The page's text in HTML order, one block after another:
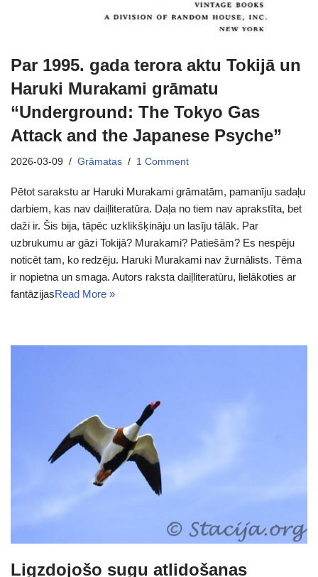
Par 1995. gada terora aktu Tokijā un
Haruki Murakami grāmatu
“Underground: The Tokyo Gas
Attack and the Japanese Psyche”
2026-03-09 Grāmatas 1 Comment
Pētot sarakstu ar Haruki Murakami grāmatām, pamanīju sadaļu
darbiem, kas nav daiļliteratūra. Daļa no tiem nav aprakstīta, bet
daži ir. Šis bija, tāpēc uzklikšķināju un lasīju tālāk. Par
uzbrukumu ar gāzi Tokijā? Murakami? Patiešām? Es nespēju
noticēt tam, ko redzēju. Haruki Murakami nav žurnālists. Tēma
ir nopietna un smaga. Autors raksta daiļliteratūru, lielākoties ar
fantāzijasRead More »
Ligzdojošo sugu atlidošanas